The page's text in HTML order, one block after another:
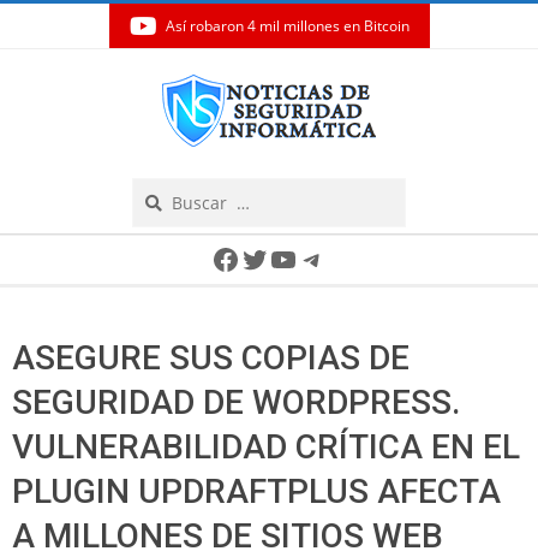
Así robaron 4 mil millones en Bitcoin
Facebook
Twitter
YouTube
Telegram
ASEGURE SUS COPIAS DE
SEGURIDAD DE WORDPRESS.
VULNERABILIDAD CRÍTICA EN EL
PLUGIN UPDRAFTPLUS AFECTA
A MILLONES DE SITIOS WEB